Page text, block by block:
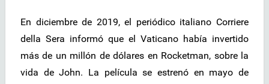
En diciembre de 2019, el periódico italiano Corriere
della Sera informó que el Vaticano había invertido
más de un millón de dólares en Rocketman, sobre la
vida de John. La película se estrenó en mayo de